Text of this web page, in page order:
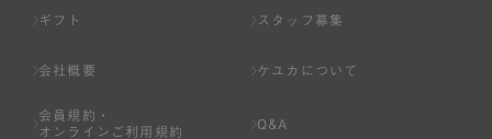
ギフト スタッフ募集
会社概要 ケユカについて
会員規約・
オンラインご利用規約
Q&A